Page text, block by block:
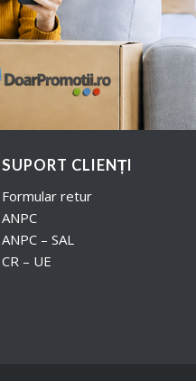
SUPORT CLIENȚI
Formular retur
ANPC
ANPC – SAL
CR – UE